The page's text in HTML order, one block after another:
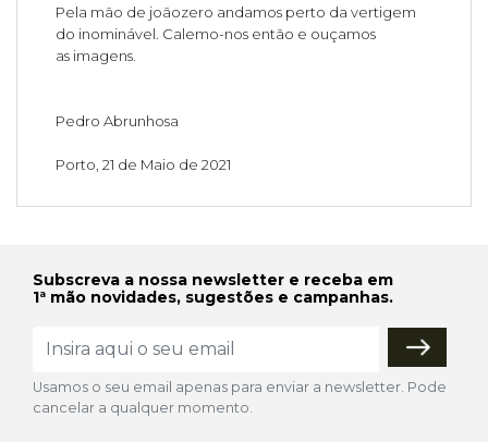
Pela mão de joãozero andamos perto da vertigem
do inominável. Calemo-nos então e ouçamos
as imagens.
Pedro Abrunhosa
Porto, 21 de Maio de 2021
Subscreva a nossa newsletter e receba em
1ª mão novidades, sugestões e campanhas.
Usamos o seu email apenas para enviar a newsletter. Pode
cancelar a qualquer momento.